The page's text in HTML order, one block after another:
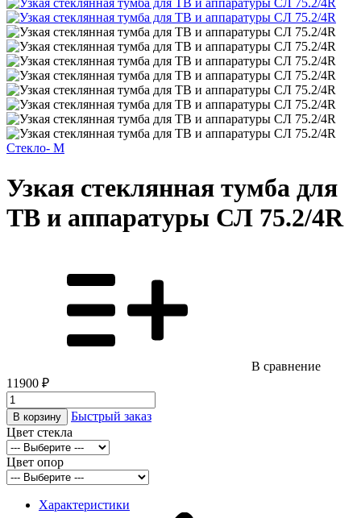
Стекло- М
Узкая стеклянная тумба для
ТВ и аппаратуры СЛ 75.2/4R
В сравнение
11900 ₽
В корзину
Быстрый заказ
Цвет стекла
Цвет опор
Характеристики